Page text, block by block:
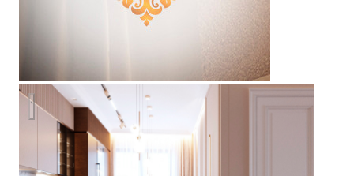
Собрание клубных домов «WEST GARDEN»